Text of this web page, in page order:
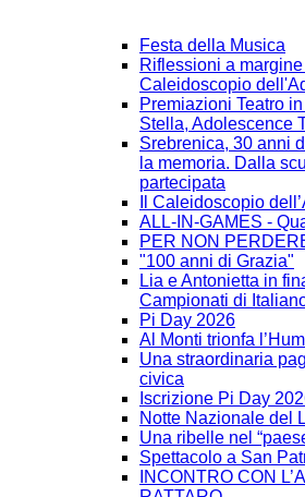
Festa della Musica
Riflessioni a margine
Caleidoscopio
Premiazioni Teatro
Stella, Adolescence
Srebrenica, 30 anni
la memoria. Dalla
partecipata
Il Caleidoscopio
ALL-IN-GAMES -
PER NON
"100 anni di Grazia"
Lia e Antonietta in
Campionati di
Pi Day 2026
Al Monti trionfa
Una straordinaria
civica
Iscrizione Pi Day
Notte Nazionale del
Una ribelle nel
Spettacolo a San
INCONTRO CON